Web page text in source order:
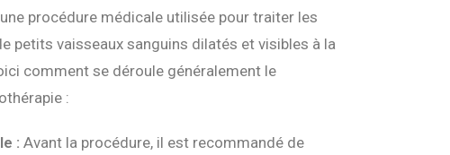
procédure médicale utilisée pour traiter les
petits vaisseaux sanguins dilatés et visibles à la
comment se déroule généralement le
:
: Avant la procédure, il est recommandé de